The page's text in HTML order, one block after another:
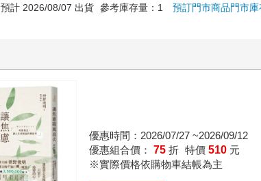
預計 2026/08/07 出貨 參考庫存量：1預訂門市商品門市
優惠時間：2026/07/27 ~2026/09/12
優惠組合價： 75 折 特價 510 元
※實際價格依購物車結帳為主